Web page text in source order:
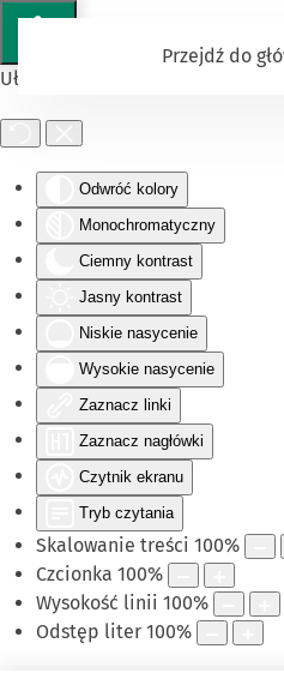
Ułatwienia dostępu
Odwróć kolory
Monochromatyczny
Ciemny kontrast
Jasny kontrast
Niskie nasycenie
Wysokie nasycenie
Zaznacz linki
Zaznacz nagłówki
Czytnik ekranu
Tryb czytania
Skalowanie treści 100%
Czcionka 100%
Wysokość linii 100%
Odstęp liter 100%
Przejdź do